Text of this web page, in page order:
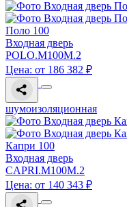
Поло 100
Входная дверь
POLO.M100M.2
Цена: от 186 382 ₽
шумоизоляционная
Капри 100
Входная дверь
CAPRI.M100M.2
Цена: от 140 343 ₽